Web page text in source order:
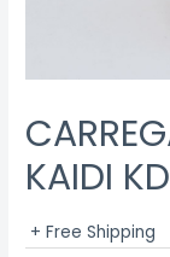
KAIDI
+ Free Shipping